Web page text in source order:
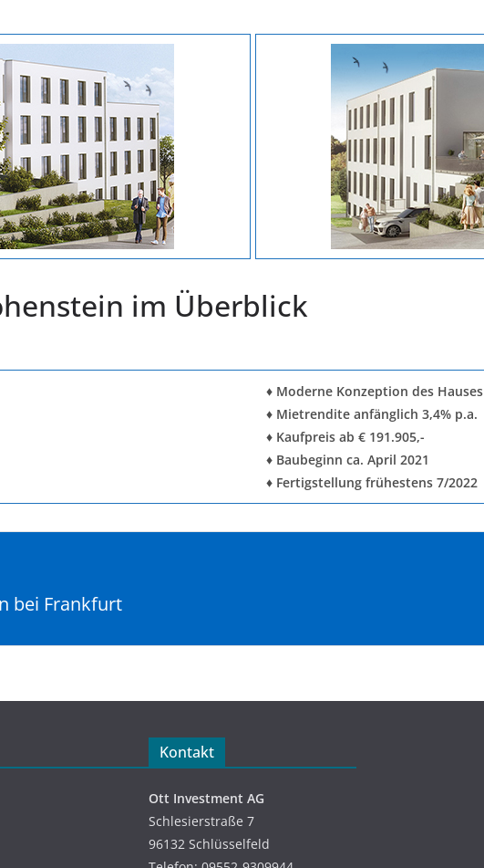
im Überblick
♦ Moderne Konzeption des Hauses
♦ Mietrendite anfänglich 3,4% p.a.
♦ Kaufpreis ab € 191.905,-
♦ Baubeginn ca. April 2021
♦ Fertigstellung frühestens 7/2022
bei Frankfurt
Kontakt
Ott Investment AG
Schlesierstraße 7
96132 Schlüsselfeld